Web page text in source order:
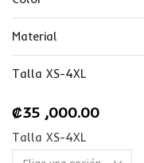
Material
Talla XS-4XL
₡35 ,000.00
Talla XS-4XL